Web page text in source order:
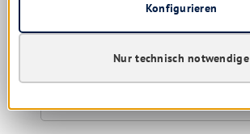
Nur technisch notwendige
Konfigurieren